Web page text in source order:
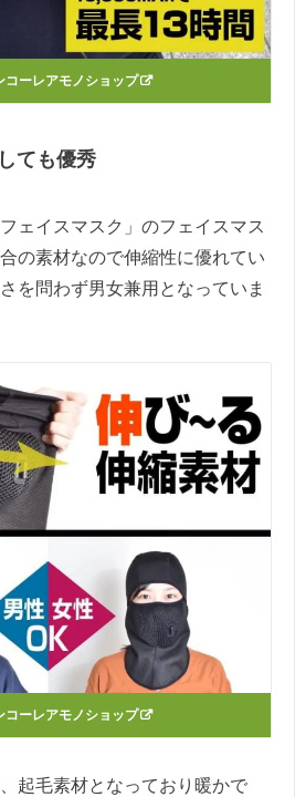
コーレアモノショップ
ても優秀
ェイスマスク」のフェイスマス
の素材なので伸縮性に優れてい
を問わず男女兼用となっていま
コーレアモノショップ
起毛素材となっており暖かで